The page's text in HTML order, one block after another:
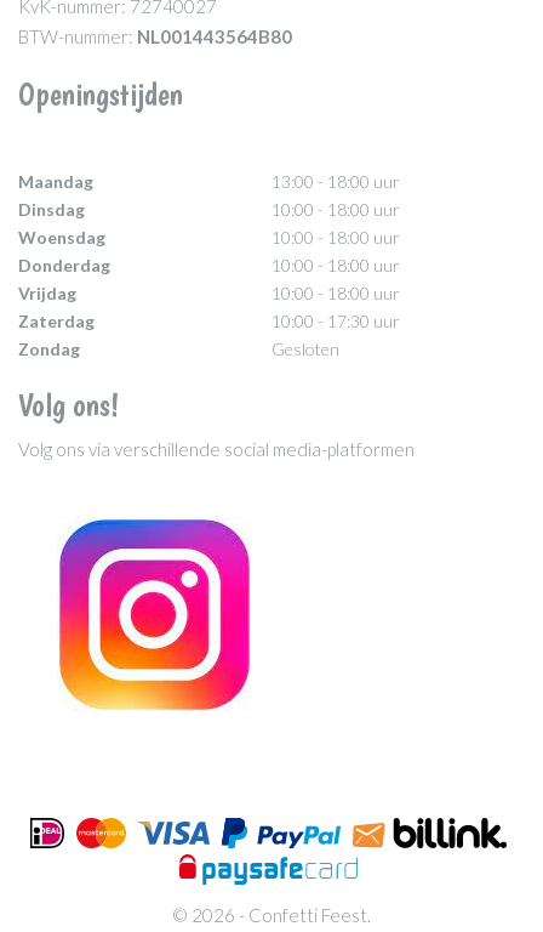
KvK-nummer: 72740027
BTW-nummer: NL001443564B80
Openingstijden
Maandag
13:00 - 18:00 uur
Dinsdag
10:00 - 18:00 uur
Woensdag
10:00 - 18:00 uur
Donderdag
10:00 - 18:00 uur
Vrijdag
10:00 - 18:00 uur
Zaterdag
10:00 - 17:30 uur
Zondag
Gesloten
Volg ons!
Volg ons via verschillende social media-platformen
© 2026 - Confetti Feest.